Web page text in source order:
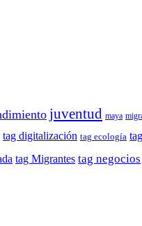
juventud maya
tag digitalización tag ecología
tag Migrantes tag negocios